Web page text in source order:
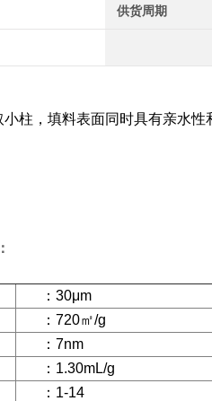
供货周期
柱，填料表面同时具有亲水
： 30μm
： 720㎡/g
： 7nm
： 1.30mL/g
： 1-14